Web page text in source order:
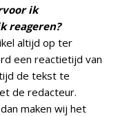
ik
reageren?
altijd op ter
een reactietijd van
de tekst te
de redacteur.
maken wij het